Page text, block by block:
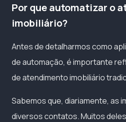
Por que automatizar o
imobiliário?
Antes de detalharmos como
de automação, é importante
de atendimento imobiliário
Sabemos que, diariamente, as
diversos contatos. Muitos